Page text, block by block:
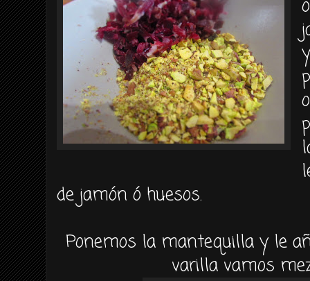
de jamón ó huesos.
Ponemos la mantequilla y le
varilla vamos